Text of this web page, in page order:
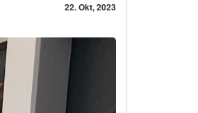
22. Okt, 2023